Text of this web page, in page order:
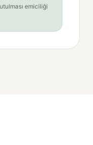
emiciliği